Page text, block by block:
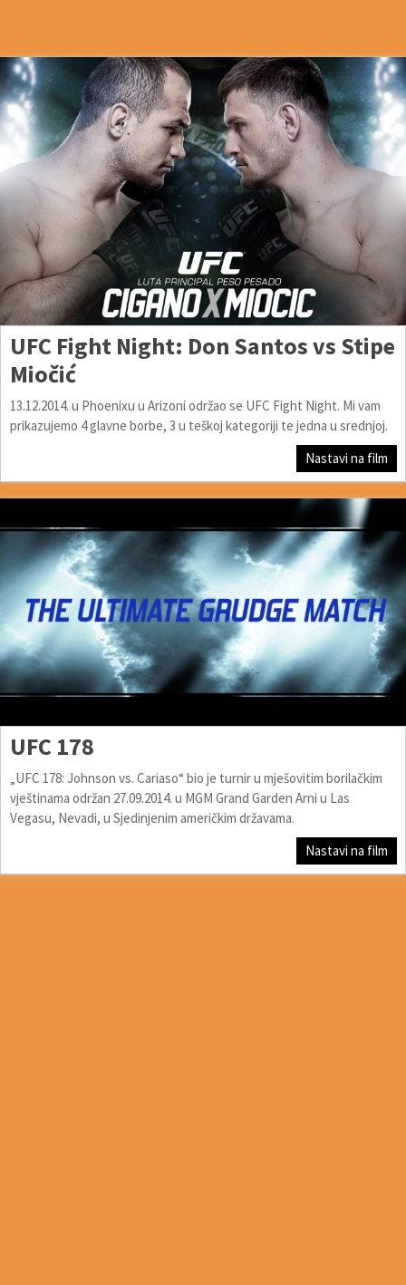
UFC Fight Night: Don Santos vs Stipe
Miočić
13.12.2014. u Phoenixu u Arizoni održao se UFC Fight Night. Mi vam
prikazujemo 4 glavne borbe, 3 u teškoj kategoriji te jedna u srednjoj.
Nastavi na film
UFC 178
„UFC 178: Johnson vs. Cariaso“ bio je turnir u mješovitim borilačkim
vještinama održan 27.09.2014. u MGM Grand Garden Arni u Las
Vegasu, Nevadi, u Sjedinjenim američkim državama.
Nastavi na film